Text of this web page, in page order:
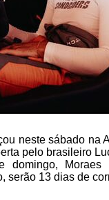
neste sábado na
pelo brasileiro
Moraes
serão 13 dias de